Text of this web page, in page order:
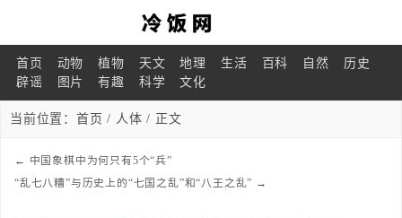
首页 动物 植物 天文 地理 生活 百科 自然
历史
辟谣
图片 有趣 科学 文化
当前位置： 首页 / 人体 / 正文
← 中国象棋中为何只有5个“兵”
“乱七八糟”与历史上的“七国之乱”和“八王之乱” →